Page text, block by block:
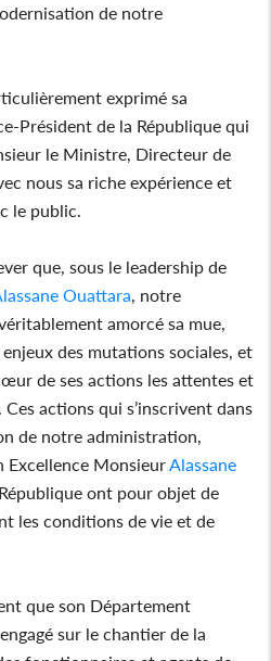
de notre
exprimé sa
Président de la République qui
le Ministre, Directeur de
nous sa riche expérience et
le public.
que, sous le leadership de
Ouattara, notre
amorcé sa mue,
enjeux des mutations sociales, et
de ses actions les attentes et
actions qui s’inscrivent dans
de notre administration,
Excellence MonsieurAlassane
ont pour objet de
les conditions de vie et de
que son Département
sur le chantier de la